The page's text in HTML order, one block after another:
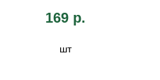
169 р.
шт